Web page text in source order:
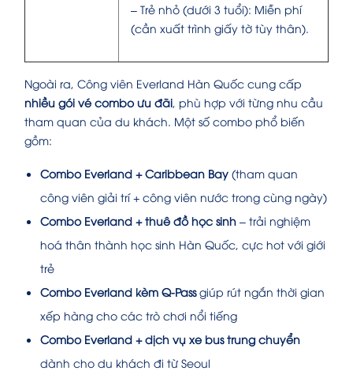
– Trẻ nhỏ (dưới 3 tuổi): Miễn phí
(cần xuất trình giấy tờ tùy thân).
Ngoài ra, Công viên Everland Hàn Quốc cung cấp
nhiều gói vé combo ưu đãi , phù hợp với từng nhu cầu
tham quan của du khách. Một số combo phổ biến
gồm:
Combo Everland + Caribbean Bay (tham quan
công viên giải trí + công viên nước trong cùng ngày)
Combo Everland + thuê đồ học sinh – trải nghiệm
hoá thân thành học sinh Hàn Quốc, cực hot với giới
trẻ
Combo Everland kèm Q-Passgiúp rút ngắn thời gian
xếp hàng cho các trò chơi nổi tiếng
Combo Everland + dịch vụ xe bus trung chuyển
dành cho du khách đi từ Seoul